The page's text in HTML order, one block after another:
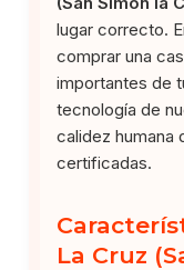
lugar correcto.
comprar una
importantes de
tecnología de
calidez humana
certificadas.
La Cruz